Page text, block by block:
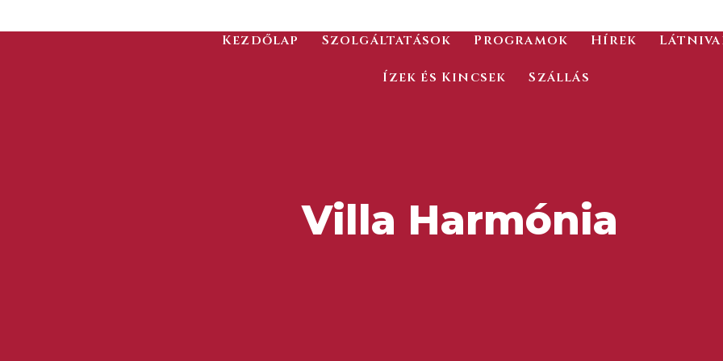
Kezdőlap Szolgáltatások Programok Hírek
Ízek és Kincsek Szállás
Villa Harmónia